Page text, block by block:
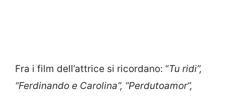
Fra i film dell’attrice si ricordano: “Tu ridi”,
“Ferdinando e Carolina”, “Perdutoamor”,